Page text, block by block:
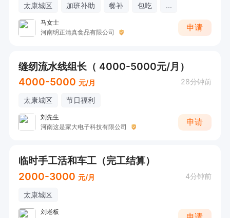
太康城区 加班补助 餐补 包吃 ...
马女士
河南明正清真食品有限公司
申请
缝纫流水线组长（ 4000-5000元/月）
4000-5000 元/月 28分钟前
太康城区 节日福利
刘先生
河南这是家大电子科技有限公司
申请
临时手工活和车工（完工结算）
2000-3000 元/月 4分钟前
太康城区
刘老板